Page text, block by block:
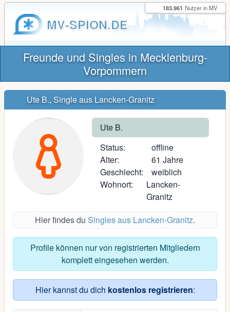
MV-SPION.DE
183.961 Nutzer in MV
Freunde und Singles in Mecklenburg-
Vorpommern
Ute B., Single aus Lancken-Granitz
Ute B.
Status:
offline
Alter:
61 Jahre
Geschlecht:
weiblich
Wohnort:
Lancken-
Granitz
Hier findes du Singles aus Lancken-Granitz.
Profile können nur von registrierten Mitgliedern
komplett eingesehen werden.
Hier kannst du dich kostenlos registrieren: